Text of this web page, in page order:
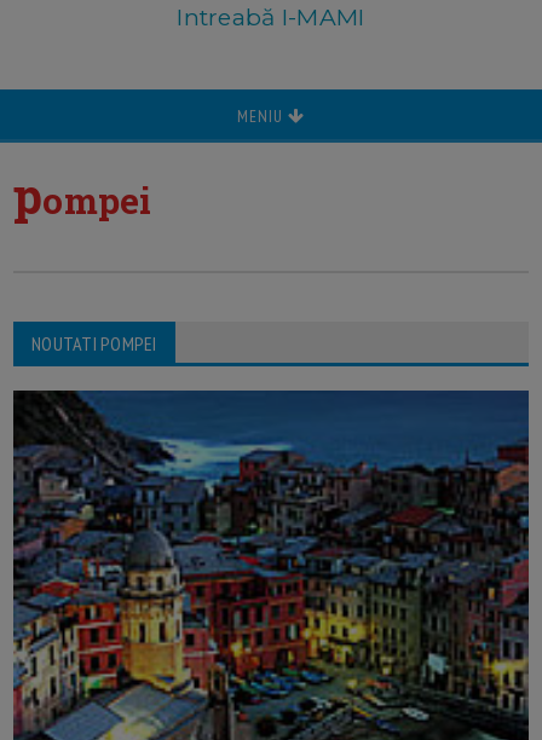
Intreabă I-MAMI
MENIU
pompei
NOUTATI POMPEI